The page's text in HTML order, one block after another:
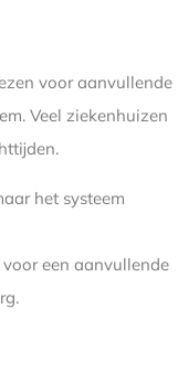
voor aanvullende
Veel ziekenhuizen
het systeem
een aanvullende